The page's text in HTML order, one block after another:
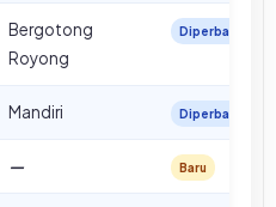
Bergotong
Royong
Diperbarui
Mandiri Diperbarui
— Baru